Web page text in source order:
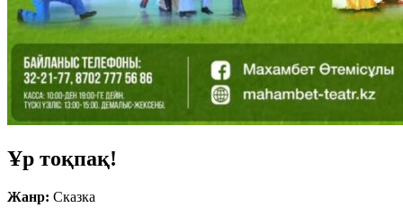
Ұр тоқпақ!
Жанр: Сказка